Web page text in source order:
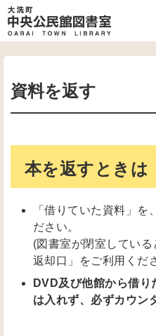
資料を返す
本を返すときは
「借りていた資料」を
ださい。
(図書室が閉室してい
返却口」をご利用くだ
DVD及び他館から借り
は入れず、必ずカウン